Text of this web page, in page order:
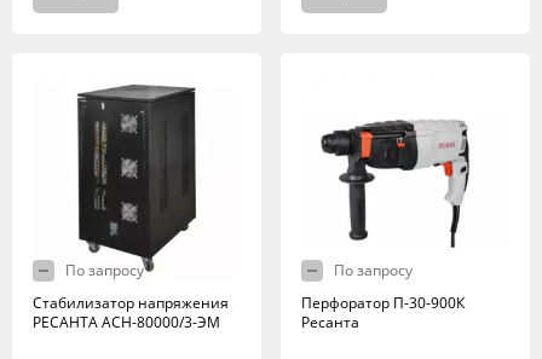
По запросу
Стабилизатор напряжения
РЕСАНТА АСН-80000/3-ЭМ
По запросу
Перфоратор П-30-900К
Ресанта